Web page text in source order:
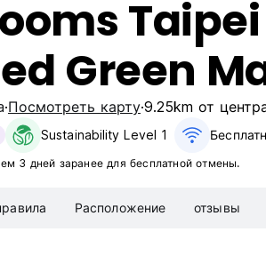
Green
Посмотреть карту 9.25km от
Sustainability Level 1
3 дней заранее для бесплатной отмены.
Расположение отзывы